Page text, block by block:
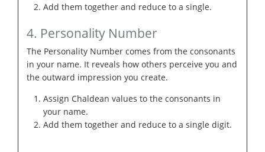
Add them together and reduce to a single.
4. Personality Number
The Personality Number comes from the consonants
in your name. It reveals how others perceive you and
the outward impression you create.
Assign Chaldean values to the consonants in
your name.
Add them together and reduce to a single digit.